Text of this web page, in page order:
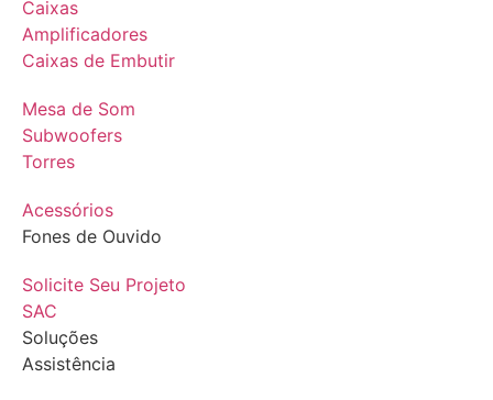
Caixas
Amplificadores
Caixas de Embutir
Mesa de Som
Subwoofers
Torres
Acessórios
Fones de Ouvido
Solicite Seu Projeto
SAC
Soluções
Assistência